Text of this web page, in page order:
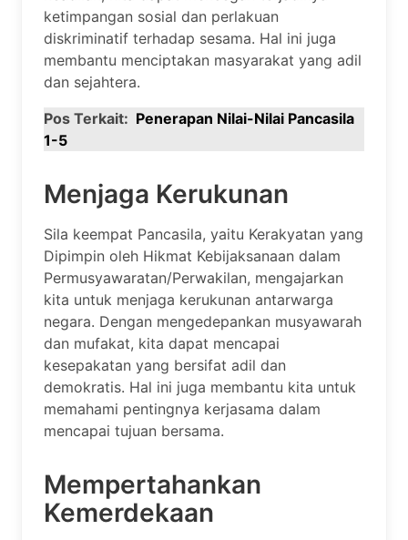
ketimpangan sosial dan perlakuan
diskriminatif terhadap sesama. Hal ini juga
membantu menciptakan masyarakat yang adil
dan sejahtera.
Pos Terkait: Penerapan Nilai-Nilai Pancasila
1-5
Menjaga Kerukunan
Sila keempat Pancasila, yaitu Kerakyatan yang
Dipimpin oleh Hikmat Kebijaksanaan dalam
Permusyawaratan/Perwakilan, mengajarkan
kita untuk menjaga kerukunan antarwarga
negara. Dengan mengedepankan musyawarah
dan mufakat, kita dapat mencapai
kesepakatan yang bersifat adil dan
demokratis. Hal ini juga membantu kita untuk
memahami pentingnya kerjasama dalam
mencapai tujuan bersama.
Mempertahankan
Kemerdekaan